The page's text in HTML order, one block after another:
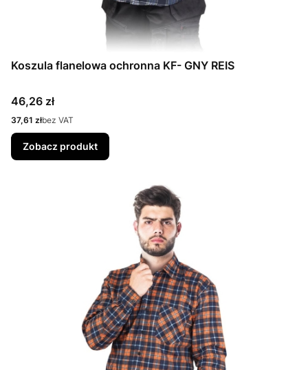
Koszula flanelowa ochronna KF- GNY REIS
Cena
46,26 zł
Cena
37,61 złbez VAT
Zobacz produkt